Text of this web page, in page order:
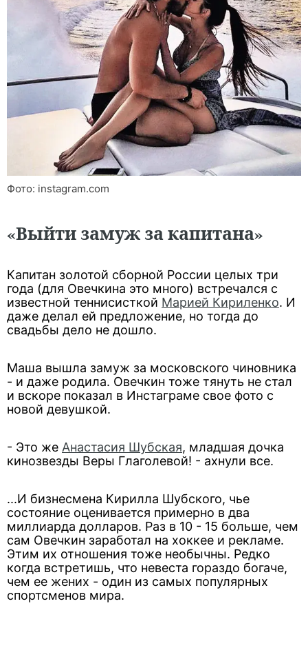
Фото: instagram.com
«Выйти замуж за капитана»
Капитан золотой сборной России целых три
года (для Овечкина это много) встречался с
известной теннисисткой Марией Кириленко. И
даже делал ей предложение, но тогда до
свадьбы дело не дошло.
Маша вышла замуж за московского чиновника
- и даже родила. Овечкин тоже тянуть не стал
и вскоре показал в Инстаграме свое фото с
новой девушкой.
- Это же Анастасия Шубская, младшая дочка
кинозвезды Веры Глаголевой! - ахнули все.
...И бизнесмена Кирилла Шубского, чье
состояние оценивается примерно в два
миллиарда долларов. Раз в 10 - 15 больше, чем
сам Овечкин заработал на хоккее и рекламе.
Этим их отношения тоже необычны. Редко
когда встретишь, что невеста гораздо богаче,
чем ее жених - один из самых популярных
спортсменов мира.